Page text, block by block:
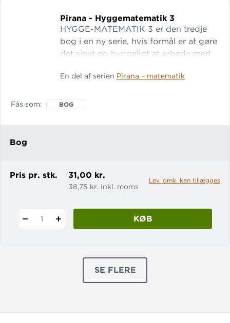
Pirana - Hyggematematik 3
HYGGE-MATEMATIK 3 er den tredje
bog i en ny serie, hvis formål er at gøre
det sjovt og hyggeligt at arbede med
henvender sig til børn, der har godt
minus og er klar til at begynde at
En del af serien Pirana – matematik
Fås som BOG
Bog
Pris pr. stk. 31,00 kr.
38,75 kr. inkl. moms
Lev. omk. kan tillægges
1 KØB
SE FLERE
PRODUKTER